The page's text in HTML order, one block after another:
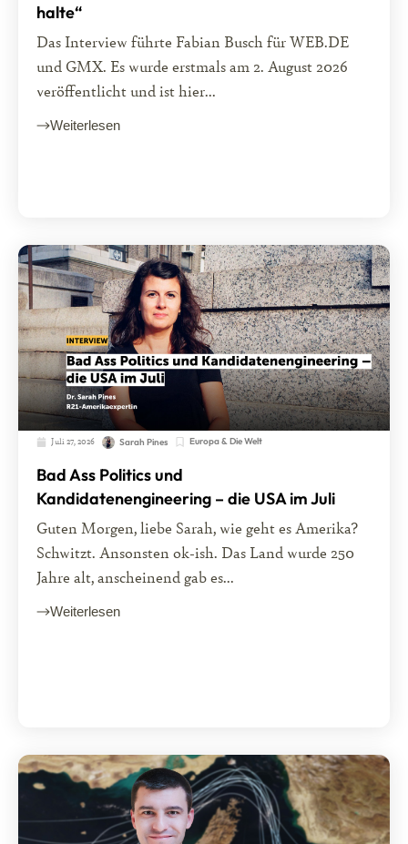
halte“
Das Interview führte Fabian Busch für WEB.DE
und GMX. Es wurde erstmals am 2. August 2026
veröffentlicht und ist hier...
Weiterlesen
Juli 27, 2026 Sarah Pines Europa & Die Welt
Bad Ass Politics und
Kandidatenengineering – die USA im Juli
Guten Morgen, liebe Sarah, wie geht es Amerika?
Schwitzt. Ansonsten ok-ish. Das Land wurde 250
Jahre alt, anscheinend gab es...
Weiterlesen